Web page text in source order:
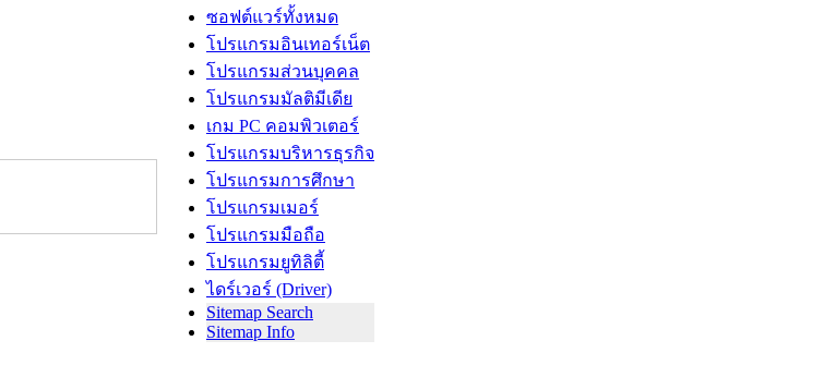
ซอฟต์แวร์ทั้งหมด
โปรแกรมอินเทอร์เน็ต
โปรแกรมส่วนบุคคล
โปรแกรมมัลติมีเดีย
เกม PC คอมพิวเตอร์
โปรแกรมบริหารธุรกิจ
โปรแกรมการศึกษา
โปรแกรมเมอร์
โปรแกรมมือถือ
โปรแกรมยูทิลิตี้
ไดร์เวอร์ (Driver)
Sitemap Search
Sitemap Info